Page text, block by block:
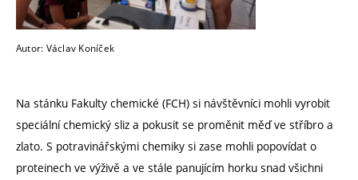
Autor: Václav Koníček
Na stánku Fakulty chemické (FCH) si návštěvníci mohli vyrobit
speciální chemický sliz a pokusit se proměnit měď ve stříbro a
zlato. S potravinářskými chemiky si zase mohli popovídat o
proteinech ve výživě a ve stále panujícím horku snad všichni